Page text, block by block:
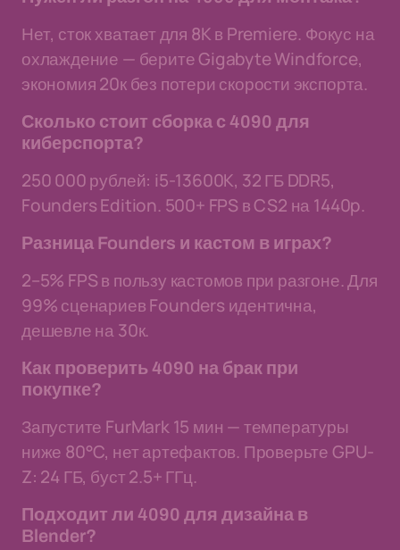
Нет, сток хватает для 8K в Premiere. Фокус на
охлаждение — берите Gigabyte Windforce,
экономия 20к без потери скорости экспорта.
Сколько стоит сборка с 4090 для
киберспорта?
250 000 рублей: i5-13600K, 32 ГБ DDR5,
Founders Edition. 500+ FPS в CS2 на 1440p.
Разница Founders и кастом в играх?
2–5% FPS в пользу кастомов при разгоне. Для
99% сценариев Founders идентична,
дешевле на 30к.
Как проверить 4090 на брак при
покупке?
Запустите FurMark 15 мин — температуры
ниже 80°C, нет артефактов. Проверьте GPU-
Z: 24 ГБ, буст 2.5+ ГГц.
Подходит ли 4090 для дизайна в
Blender?